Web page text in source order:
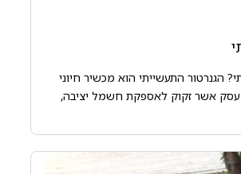
הגנרטור התעשייתי הוא מכשיר חיוני
אשר זקוק לאספקת חשמל יציבה,